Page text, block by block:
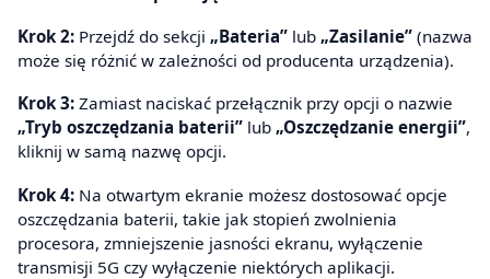
Krok 2: Przejdź do sekcji „Bateria” lub „Zasilanie” (nazwa
może się różnić w zależności od producenta urządzenia).
Krok 3: Zamiast naciskać przełącznik przy opcji o nazwie
„Tryb oszczędzania baterii” lub „Oszczędzanie energii”,
kliknij w samą nazwę opcji.
Krok 4: Na otwartym ekranie możesz dostosować opcje
oszczędzania baterii, takie jak stopień zwolnienia
procesora, zmniejszenie jasności ekranu, wyłączenie
transmisji 5G czy wyłączenie niektórych aplikacji.